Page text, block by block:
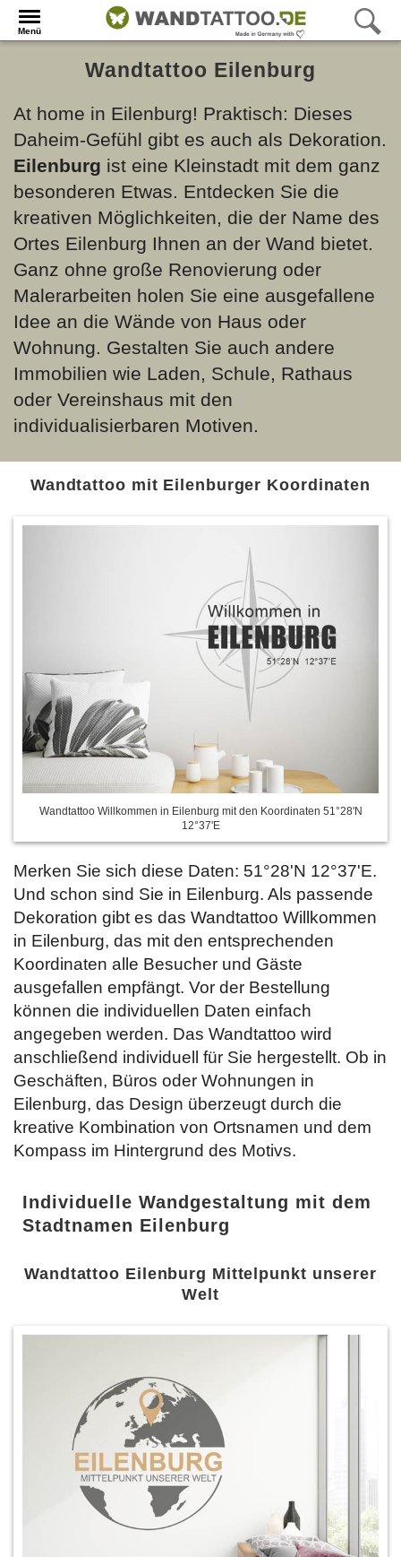
Menü
Wandtattoo Eilenburg
At home in Eilenburg! Praktisch: Dieses
Daheim-Gefühl gibt es auch als Dekoration.
Eilenburg ist eine Kleinstadt mit dem ganz
besonderen Etwas. Entdecken Sie die
kreativen Möglichkeiten, die der Name des
Ortes Eilenburg Ihnen an der Wand bietet.
Ganz ohne große Renovierung oder
Malerarbeiten holen Sie eine ausgefallene
Idee an die Wände von Haus oder
Wohnung. Gestalten Sie auch andere
Immobilien wie Laden, Schule, Rathaus
oder Vereinshaus mit den
individualisierbaren Motiven.
Wandtattoo mit Eilenburger Koordinaten
Wandtattoo Willkommen in Eilenburg mit den Koordinaten 51°28'N
12°37'E
Merken Sie sich diese Daten: 51°28'N 12°37'E.
Und schon sind Sie in Eilenburg. Als passende
Dekoration gibt es das Wandtattoo Willkommen
in Eilenburg, das mit den entsprechenden
Koordinaten alle Besucher und Gäste
ausgefallen empfängt. Vor der Bestellung
können die individuellen Daten einfach
angegeben werden. Das Wandtattoo wird
anschließend individuell für Sie hergestellt. Ob in
Geschäften, Büros oder Wohnungen in
Eilenburg, das Design überzeugt durch die
kreative Kombination von Ortsnamen und dem
Kompass im Hintergrund des Motivs.
Individuelle Wandgestaltung mit dem
Stadtnamen Eilenburg
Wandtattoo Eilenburg Mittelpunkt unserer
Welt